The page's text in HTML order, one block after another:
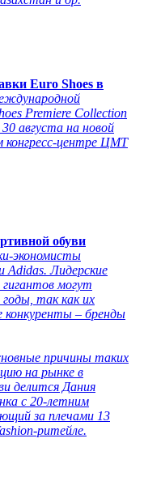
Euro Shoes в
Premiere Collection
августа на новой
конгресс-центре ЦМТ
обуви
экономисты
Adidas. Лидерские
могут
так как их
– бренды
причины таких
на рынке в
делится Дания
с 20-летним
за плечами 13
ритейле.